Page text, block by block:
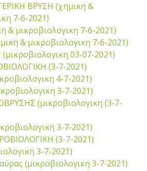
ΒΡΥΣΗ (χημικη &
7-6-2021)
& μικροβιολογικη 7-6-2021)
& μικροβιολογικη 7-6-2021)
03-07-2021)
(3-7-2021)
4-7-2021)
3-7-2021)
(μικροβιολογικη (3-7-
3-7-2021)
(3-7-2021)
3-7-2021)
(μικροβιολογικη 3-7-2021)